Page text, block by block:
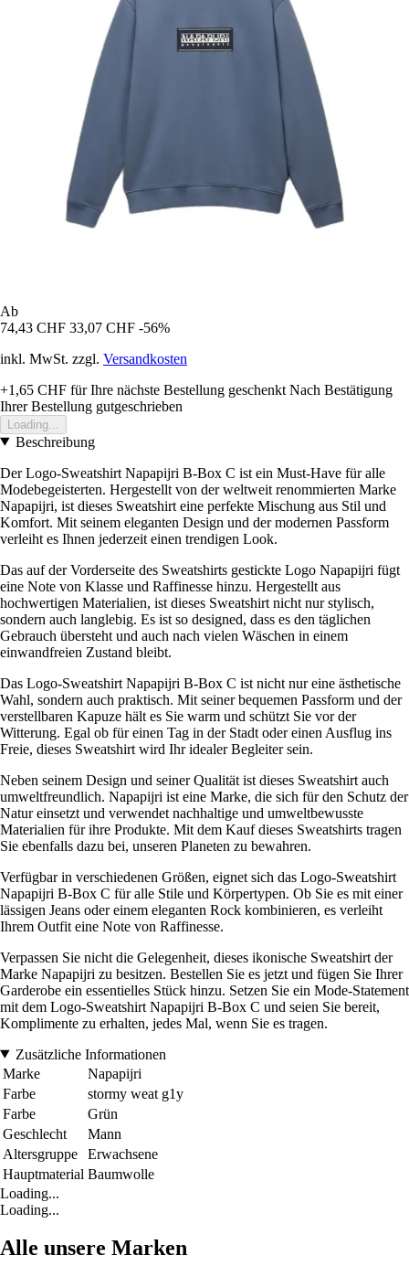
Ab
74,43 CHF 33,07 CHF -56%
inkl. MwSt. zzgl. Versandkosten
+1,65 CHF für Ihre nächste Bestellung geschenkt Nach Bestätigung
Ihrer Bestellung gutgeschrieben
Loading...
Beschreibung
Der Logo-Sweatshirt Napapijri B-Box C ist ein Must-Have für alle
Modebegeisterten. Hergestellt von der weltweit renommierten Marke
Napapijri, ist dieses Sweatshirt eine perfekte Mischung aus Stil und
Komfort. Mit seinem eleganten Design und der modernen Passform
verleiht es Ihnen jederzeit einen trendigen Look.
Das auf der Vorderseite des Sweatshirts gestickte Logo Napapijri fügt
eine Note von Klasse und Raffinesse hinzu. Hergestellt aus
hochwertigen Materialien, ist dieses Sweatshirt nicht nur stylisch,
sondern auch langlebig. Es ist so designed, dass es den täglichen
Gebrauch übersteht und auch nach vielen Wäschen in einem
einwandfreien Zustand bleibt.
Das Logo-Sweatshirt Napapijri B-Box C ist nicht nur eine ästhetische
Wahl, sondern auch praktisch. Mit seiner bequemen Passform und der
verstellbaren Kapuze hält es Sie warm und schützt Sie vor der
Witterung. Egal ob für einen Tag in der Stadt oder einen Ausflug ins
Freie, dieses Sweatshirt wird Ihr idealer Begleiter sein.
Neben seinem Design und seiner Qualität ist dieses Sweatshirt auch
umweltfreundlich. Napapijri ist eine Marke, die sich für den Schutz der
Natur einsetzt und verwendet nachhaltige und umweltbewusste
Materialien für ihre Produkte. Mit dem Kauf dieses Sweatshirts tragen
Sie ebenfalls dazu bei, unseren Planeten zu bewahren.
Verfügbar in verschiedenen Größen, eignet sich das Logo-Sweatshirt
Napapijri B-Box C für alle Stile und Körpertypen. Ob Sie es mit einer
lässigen Jeans oder einem eleganten Rock kombinieren, es verleiht
Ihrem Outfit eine Note von Raffinesse.
Verpassen Sie nicht die Gelegenheit, dieses ikonische Sweatshirt der
Marke Napapijri zu besitzen. Bestellen Sie es jetzt und fügen Sie Ihrer
Garderobe ein essentielles Stück hinzu. Setzen Sie ein Mode-Statement
mit dem Logo-Sweatshirt Napapijri B-Box C und seien Sie bereit,
Komplimente zu erhalten, jedes Mal, wenn Sie es tragen.
Zusätzliche Informationen
Marke
Napapijri
Farbe
stormy weat g1y
Farbe
Grün
Geschlecht
Mann
Altersgruppe
Erwachsene
Hauptmaterial Baumwolle
Loading...
Loading...
Alle unsere Marken